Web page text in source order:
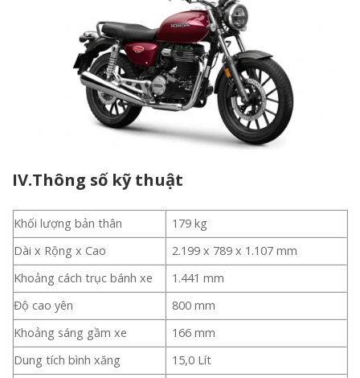
IV.Thông số kỹ thuật
Khối lượng bản thân
179 kg
Dài x Rộng x Cao
2.199 x 789 x 1.107 mm
Khoảng cách trục bánh xe
1.441 mm
Độ cao yên
800 mm
Khoảng sáng gầm xe
166 mm
Dung tích bình xăng
15,0 Lít